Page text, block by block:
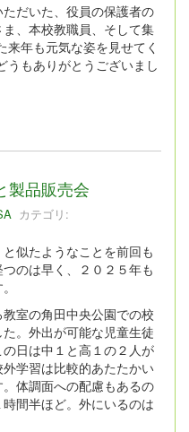
だいた、役員の保護者の
、本校教職員、そして集
来年も元気な姿を見せてく
うもありがとうございまし
製品販売会
カテゴリ:
似たようなことを前回も
のは早く、２０２５年も
室の角田中央公園での校
。外出が可能な児童生徒
日は中１と高１の２人が
学習は比較的あたたかい
体調面への配慮もあるの
間半ほど。外にいるのは